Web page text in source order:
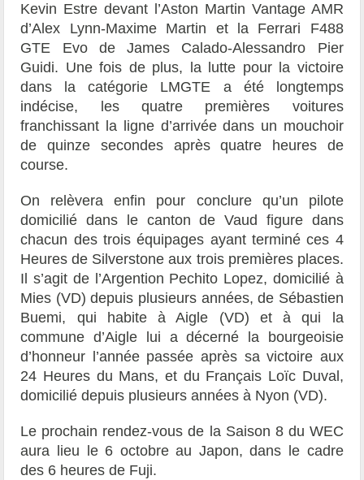
Kevin Estre devant l’Aston Martin Vantage AMR
d’Alex Lynn-Maxime Martin et la Ferrari F488
GTE Evo de James Calado-Alessandro Pier
Guidi. Une fois de plus, la lutte pour la victoire
dans la catégorie LMGTE a été longtemps
indécise, les quatre premières voitures
franchissant la ligne d’arrivée dans un mouchoir
de quinze secondes après quatre heures de
course.
On relèvera enfin pour conclure qu’un pilote
domicilié dans le canton de Vaud figure dans
chacun des trois équipages ayant terminé ces 4
Heures de Silverstone aux trois premières places.
Il s’agit de l’Argention Pechito Lopez, domicilié à
Mies (VD) depuis plusieurs années, de Sébastien
Buemi, qui habite à Aigle (VD) et à qui la
commune d’Aigle lui a décerné la bourgeoisie
d’honneur l’année passée après sa victoire aux
24 Heures du Mans, et du Français Loïc Duval,
domicilié depuis plusieurs années à Nyon (VD).
Le prochain rendez-vous de la Saison 8 du WEC
aura lieu le 6 octobre au Japon, dans le cadre
des 6 heures de Fuji.